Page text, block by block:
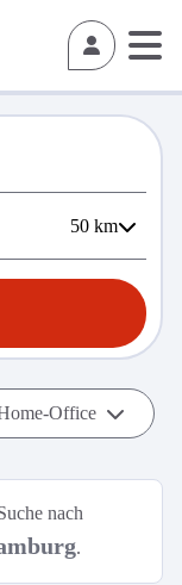
50 km
Office
nach
.